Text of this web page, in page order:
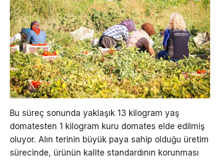
Bu süreç sonunda yaklaşık 13 kilogram yaş
domatesten 1 kilogram kuru domates elde edilmiş
oluyor. Alın terinin büyük paya sahip olduğu üretim
sürecinde, ürünün kalite standardının korunması